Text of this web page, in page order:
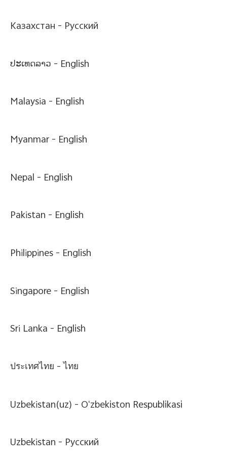
Казахстан - Pусский
ປະເທດລາວ - English
Malaysia - English
Myanmar - English
Nepal - English
Pakistan - English
Philippines - English
Singapore - English
Sri Lanka - English
ประเทศไทย -ไทย
Uzbekistan(uz) - Oʻzbekiston Respublikasi
Uzbekistan - Pусский